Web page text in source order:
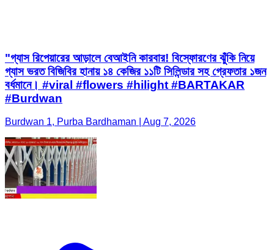
"গ্যাস রিপেয়ারের আড়ালে বেআইনি কারবার! বিস্ফোরণের ঝুঁকি নিয়ে
গ্যাস ভরত বিজিবির হানায় ১৪ কেজির ১১টি সিলিন্ডার সহ গ্রেফতার ১জন
বর্ধমানে। #viral #flowers #hilight #BARTAKAR
#Burdwan
Burdwan 1, Purba Bardhaman | Aug 7, 2026